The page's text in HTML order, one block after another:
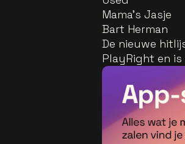
Mama's Jasje
Bart Herman
De nieuwe
PlayRight en